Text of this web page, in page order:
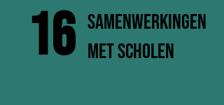
16 samenwerkingen
met scholen